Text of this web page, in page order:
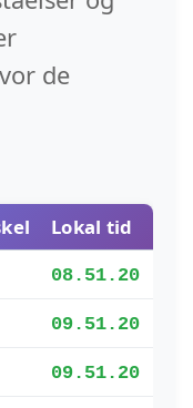
de
Lokal tid
08.51.21
09.51.21
09.51.21